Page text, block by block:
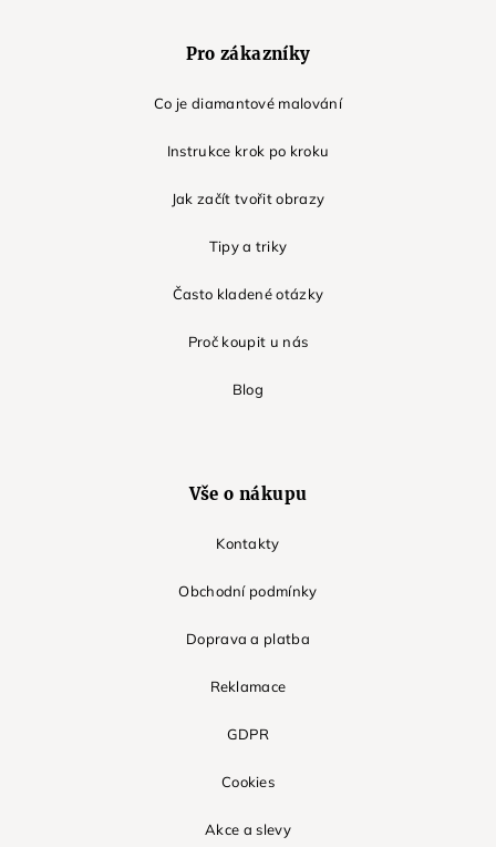
Pro zákazníky
Co je diamantové malování
Instrukce krok po kroku
Jak začít tvořit obrazy
Tipy a triky
Často kladené otázky
Proč koupit u nás
Blog
Vše o nákupu
Kontakty
Obchodní podmínky
Doprava a platba
Reklamace
GDPR
Cookies
Akce a slevy